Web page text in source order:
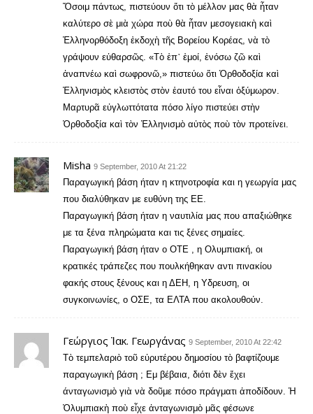
Ὅσοιμ πάντως, πιστεύουν ὅτι τὸ μέλλον μας θὰ ἦταν
καλύτερο σὲ μιὰ χώρα ποὺ θὰ ἦταν μεσογειακὴ καὶ
Ἑλληνορθόδοξη ἐκδοχὴ τῆς Βορείου Κορέας, νὰ τὸ
γράψουν εὐθαρσῶς. «Τὸ ἐπ᾿ ἐμοί, ἐνόσω ζῶ καὶ
ἀναπνέω καὶ σωφρονῶ,» πιστεύω ὅτι Ὁρθοδοξία καὶ
Ἑλληνισμὸς κλειστὸς στὸν ἑαυτό του εἶναι ὀξύμωρον.
Μαρτυρᾶ εὐγλωττότατα πόσο λίγο πιστεύει στὴν
Ὀρθοδοξία καὶ τὸν Ἑλληνισμὸ αὐτὸς ποὺ τὸν προτείνει.
Misha 9 September, 2010 At 21:22
Παραγωγική βάση ήταν η κτηνοτροφία και η γεωργία μας
που διαλύθηκαν με ευθύνη της ΕΕ.
Παραγωγική βάση ήταν η ναυτιλία μας που απαξιώθηκε
με τα ξένα πληρώματα και τις ξένες σημαίες.
Παραγωγική βάση ήταν ο ΟΤΕ , η Ολυμπιακή, οι
κρατικές τράπεζες που πουλκήθηκαν αντι πινακίου
φακής στους ξένους και η ΔΕΗ, η Υδρευση, οι
συγκοινωνίες, ο ΟΣΕ, τα ΕΛΤΑ που ακολουθούν.
Γεώργιος Ἰακ. Γεωργάνας 9 September, 2010 At 22:42
Τὸ τεμπελαριὸ τοῦ εὐρυτέρου δημοσίου τὸ βαφτίζουμε
παραγωγικὴ βάση ; Εμ βέβαια, διότι δὲν ἔχει
άνταγωνισμὸ γιὰ νὰ δοῦμε πόσο πράγματι ἀποδίδουν. Ἡ
Ὀλυμπιακὴ ποὺ εἶχε ἀνταγωνισμὸ μᾶς φέσωνε